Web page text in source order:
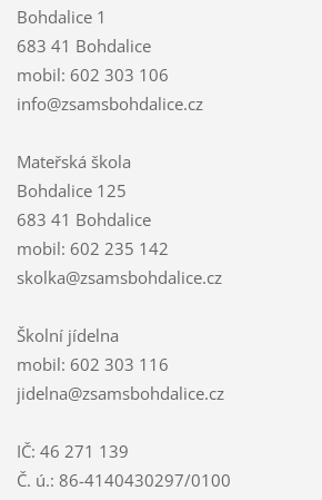
Bohdalice 1
683 41 Bohdalice
mobil: 602 303 106
info@zsamsbohdalice.cz
Mateřská škola
Bohdalice 125
683 41 Bohdalice
mobil: 602 235 142
skolka@zsamsbohdalice.cz
Školní jídelna
mobil: 602 303 116
jidelna@zsamsbohdalice.cz
IČ: 46 271 139
Č. ú.: 86-4140430297/0100